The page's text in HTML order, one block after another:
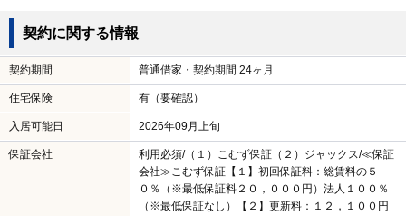
契約に関する情報
契約期間 普通借家・契約期間 24ヶ月
住宅保険 有（要確認）
入居可能日 2026年09月上旬
保証会社
利用必須/（１）こむず保証（２）ジャックス/≪保証
会社≫こむず保証【１】初回保証料：総賃料の５
０％（※最低保証料２０，０００円）法人１００％
（※最低保証なし）【２】更新料：１２，１００円